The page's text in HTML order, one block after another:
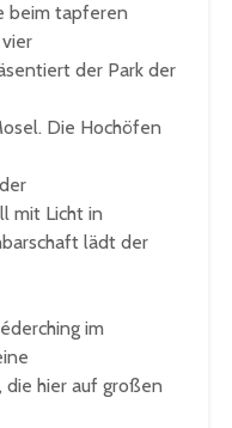
beim tapferen
der Park der
Die Hochöfen
mit Licht in
lädt der
im
hier auf großen